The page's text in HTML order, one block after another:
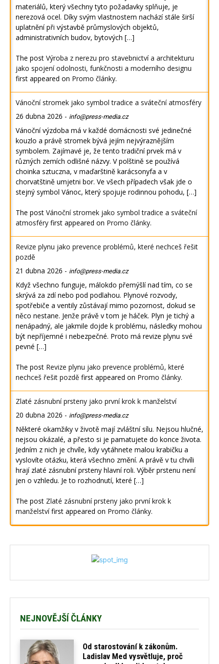
materiálů, který všechny tyto požadavky splňuje, je
nerezová ocel. Díky svým vlastnostem nachází stále širší
uplatnění při výstavbě průmyslových objektů,
administrativních budov, bytových […]
The post Výroba z nerezu pro stavebnictví a architekturu
jako spojení odolnosti, funkčnosti a moderního designu
first appeared on Promo články.
Vánoční stromek jako symbol tradice a sváteční atmosféry
26 dubna 2026 - info@press-media.cz
Vánoční výzdoba má v každé domácnosti své jedinečné
kouzlo a právě stromek bývá jejím nejvýraznějším
symbolem. Zajímavé je, že tento tradiční prvek má v
různých zemích odlišné názvy. V polštině se používá
choinka sztuczna, v maďarštině karácsonyfa a v
chorvatštině umjetni bor. Ve všech případech však jde o
stejný symbol Vánoc, který spojuje rodinnou pohodu, […]
The post Vánoční stromek jako symbol tradice a sváteční
atmosféry first appeared on Promo články.
Revize plynu jako prevence problémů, které nechceš řešit
pozdě
21 dubna 2026 - info@press-media.cz
Když všechno funguje, málokdo přemýšlí nad tím, co se
skrývá za zdí nebo pod podlahou. Plynové rozvody,
spotřebiče a ventily zůstávají mimo pozornost, dokud se
něco nestane. Jenže právě v tom je háček. Plyn je tichý a
nenápadný, ale jakmile dojde k problému, následky mohou
být nepříjemné i nebezpečné. Proto má revize plynu své
pevné […]
The post Revize plynu jako prevence problémů, které
nechceš řešit pozdě first appeared on Promo články.
Zlaté zásnubní prsteny jako první krok k manželství
20 dubna 2026 - info@press-media.cz
Některé okamžiky v životě mají zvláštní sílu. Nejsou hlučné,
nejsou okázalé, a přesto si je pamatujete do konce života.
Jedním z nich je chvíle, kdy vytáhnete malou krabičku a
vyslovíte otázku, která všechno změní. A právě v tu chvíli
hrají zlaté zásnubní prsteny hlavní roli. Výběr prstenu není
jen o vzhledu. Je to rozhodnutí, které […]
The post Zlaté zásnubní prsteny jako první krok k
manželstvífirst appeared on Promo články.
NEJNOVĚJŠÍ ČLÁNKY
Od starostování k zákonům.
Ladislav Med vysvětluje, proč